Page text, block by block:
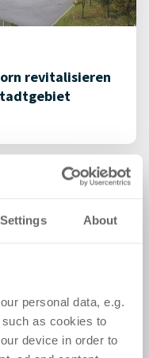
About
personal data, e.g.
as cookies to
device in order to
revitalisieren